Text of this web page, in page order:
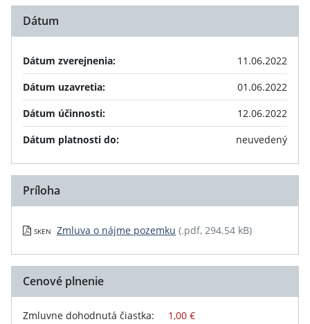
Dátum
Dátum zverejnenia:
11.06.2022
Dátum uzavretia:
01.06.2022
Dátum účinnosti:
12.06.2022
Dátum platnosti do:
neuvedený
Príloha
SKEN Zmluva o nájme pozemku (.pdf, 294.54 kB)
Cenové plnenie
Zmluvne dohodnutá čiastka: 1,00 €